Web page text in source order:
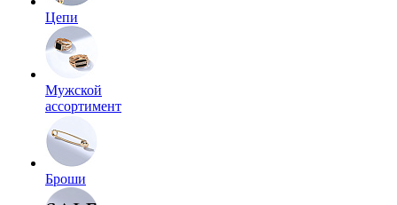
Цепи
Мужской
ассортимент
Броши